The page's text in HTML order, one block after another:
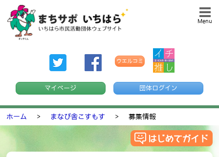
マイページ 団体ログイン
ウエルコミ
Menu
ホーム > まなび舎こすもす > 募集情報